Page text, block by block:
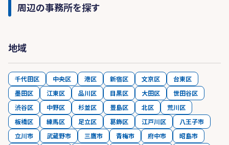
周辺の事務所を探す
地域
千代田区 中央区 港区 新宿区 文京区
台東区
墨田区
江東区 品川区 目黒区 大田区
世田谷区
渋谷区
中野区 杉並区 豊島区 北区
荒川区
板橋区
練馬区 足立区 葛飾区 江戸川区
八王子市
立川市
武蔵野市 三鷹市 青梅市 府中市
昭島市